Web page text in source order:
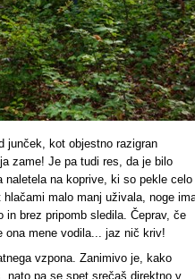
junček, kot objestno razigran
zame! Je pa tudi res, da je bilo
na koprive, ki so pekle celo
malo manj uživala, noge
in brez pripomb sledila. Čeprav, če
ona mene vodila... jaz nič kriv!
vzpona. Zanimivo je, kako
nato pa se spet srečaš direktno v